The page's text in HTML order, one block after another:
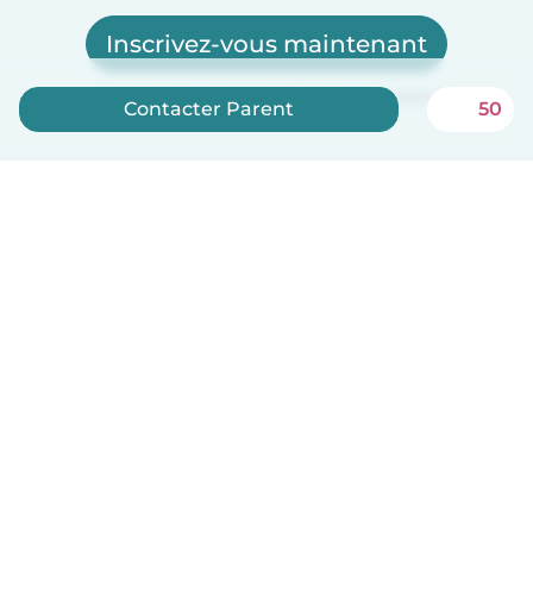
Inscrivez-vous maintenant
Babysits est gratuit pour les baby-sitters !
Contacter Parent 50